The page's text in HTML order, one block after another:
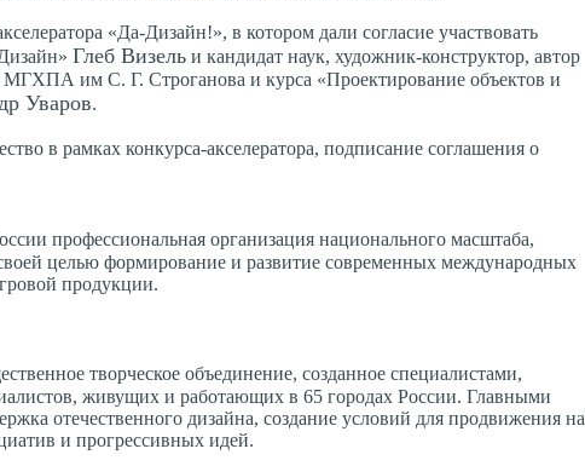
«Да-Дизайн!», в котором дали согласие участвовать
Глеб Визель и кандидат наук, художник-конструктор, автор
им С. Г. Строганова и курса «Проектирование объектов и
Уваров.
в рамках конкурса-акселератора, подписание соглашения о
профессиональная организация национального масштаба,
целью формирование и развитие современных международных
продукции.
творческое объединение, созданное специалистами,
живущих и работающих в 65 городах России. Главными
отечественного дизайна, создание условий для продвижения на
и прогрессивных идей.